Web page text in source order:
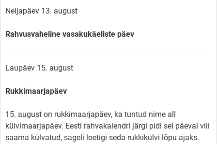
Neljapäev 13. august
Rahvusvaheline vasakukäeliste päev
Laupäev 15. august
Rukkimaarjapäev
15. august on rukkimaarjapäev, ka tuntud nime all
külvimaarjapäev. Eesti rahvakalendri järgi pidi sel päeval vili
saama külvatud, sageli loetigi seda rukkikülvi lõpu ajaks.